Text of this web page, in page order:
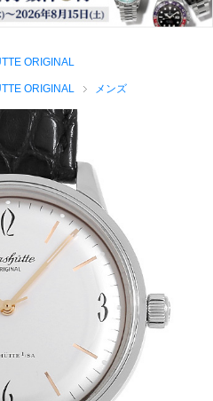
から探す
ックス
パテック
フィリップ
ORIGINAL
ORIGINAL
メンズ